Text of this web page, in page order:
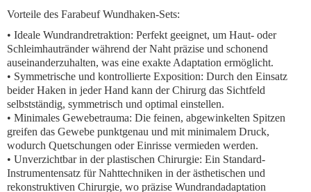
Vorteile des Farabeuf Wundhaken-Sets:
• Ideale Wundrandretraktion: Perfekt geeignet, um Haut- oder
Schleimhautränder während der Naht präzise und schonend
auseinanderzuhalten, was eine exakte Adaptation ermöglicht.
• Symmetrische und kontrollierte Exposition: Durch den Einsatz
beider Haken in jeder Hand kann der Chirurg das Sichtfeld
selbstständig, symmetrisch und optimal einstellen.
• Minimales Gewebetrauma: Die feinen, abgewinkelten Spitzen
greifen das Gewebe punktgenau und mit minimalem Druck,
wodurch Quetschungen oder Einrisse vermieden werden.
• Unverzichtbar in der plastischen Chirurgie: Ein Standard-
Instrumentensatz für Nahttechniken in der ästhetischen und
rekonstruktiven Chirurgie, wo präzise Wundrandadaptation